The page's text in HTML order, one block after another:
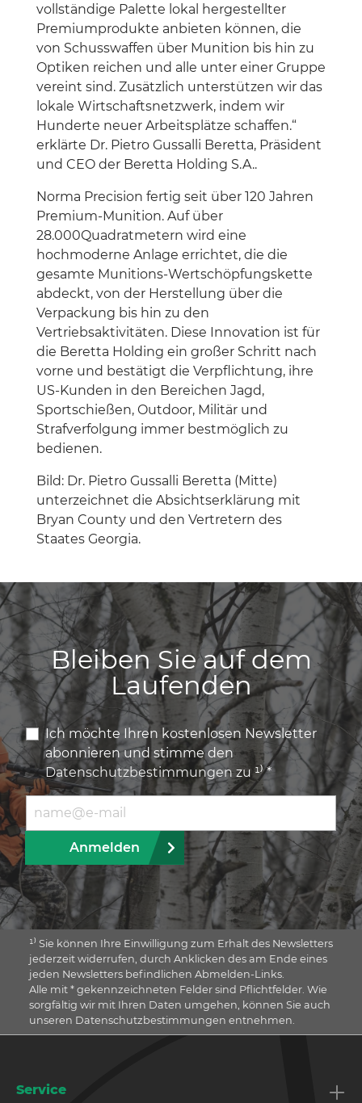
vollständige Palette lokal hergestellter
Premiumprodukte anbieten können, die
von Schusswaffen über Munition bis hin zu
Optiken reichen und alle unter einer Gruppe
vereint sind. Zusätzlich unterstützen wir das
lokale Wirtschaftsnetzwerk, indem wir
Hunderte neuer Arbeitsplätze schaffen.“
erklärte Dr. Pietro Gussalli Beretta, Präsident
und CEO der Beretta Holding S.A..
Norma Precision fertig seit über 120 Jahren
Premium-Munition. Auf über
28.000Quadratmetern wird eine
hochmoderne Anlage errichtet, die die
gesamte Munitions-Wertschöpfungskette
abdeckt, von der Herstellung über die
Verpackung bis hin zu den
Vertriebsaktivitäten. Diese Innovation ist für
die Beretta Holding ein großer Schritt nach
vorne und bestätigt die Verpflichtung, ihre
US-Kunden in den Bereichen Jagd,
Sportschießen, Outdoor, Militär und
Strafverfolgung immer bestmöglich zu
bedienen.
Bild: Dr. Pietro Gussalli Beretta (Mitte)
unterzeichnet die Absichtserklärung mit
Bryan County und den Vertretern des
Staates Georgia.
Bleiben Sie auf dem
Laufenden
Ich möchte Ihren kostenlosen Newsletter
abonnieren und stimme den
Datenschutzbestimmungenzu ¹⁾ *
E-Mail Adresse
Anmelden
¹⁾ Sie können Ihre Einwilligung zum Erhalt des Newsletters
jederzeit widerrufen, durch Anklicken des am Ende eines
jeden Newsletters befindlichen Abmelden-Links.
Alle mit * gekennzeichneten Felder sind Pflichtfelder. Wie
sorgfältig wir mit Ihren Daten umgehen, können Sie auch
unseren Datenschutzbestimmungen entnehmen.
Service